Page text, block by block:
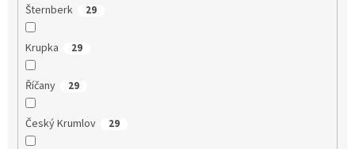
Šternberk 29
Krupka 29
Říčany 29
Český Krumlov 29